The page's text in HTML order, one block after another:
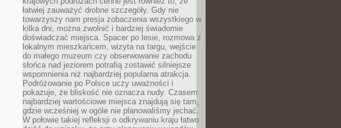
łatwiej zauważyć drobne szczegóły. Gdy nie
towarzyszy nam presja zobaczenia wszystkiego w
kilka dni, można zwolnić i bardziej świadomie
doświadczać miejsca. Spacer po lesie, rozmowa z
lokalnym mieszkańcem, wizyta na targu, wejście
do małego muzeum czy obserwowanie zachodu
słońca nad jeziorem potrafią zostawić silniejsze
wspomnienia niż najbardziej popularna atrakcja.
Podróżowanie po Polsce uczy uważności i
pokazuje, że bliskość nie oznacza nudy. Czasem
najbardziej wartościowe miejsca znajdują się tam,
gdzie wcześniej w ogóle nie planowaliśmy jechać.
W połowie takiej refleksji o odkrywaniu kraju łatwo